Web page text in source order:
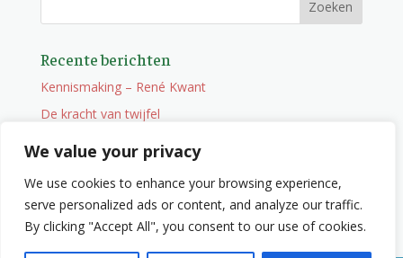
We value your privacy
We use cookies to enhance your browsing experience,
serve personalized ads or content, and analyze our traffic.
By clicking "Accept All", you consent to our use of cookies.
Recente berichten
Kennismaking – René Kwant
De kracht van twijfel
Onderweg
Wat je niet zocht maar wel vindt